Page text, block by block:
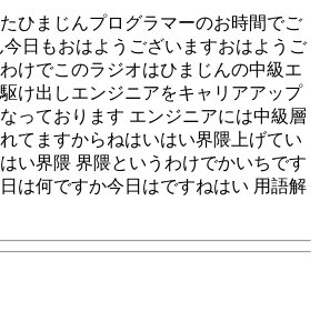
ひまじんプログラマーのお時間でご
今日もおはようございますおはようご
けでこのラジオはひまじんの中級エ
け出しエンジニアをキャリアアップ
っております エンジニアには中級層
てますからねはいはい界隈上げてい
い界隈 界隈というわけでかいちです
は何ですか今日はですねはい 用語解